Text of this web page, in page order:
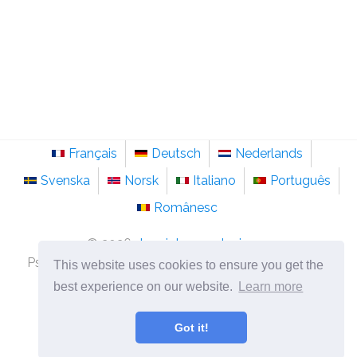
This website uses cookies to ensure you get the
best experience on our website.
Learn more
Got it!
Français Deutsch
Nederlands
Svenska
Norsk Italiano
Português
Românesc
© 2026
de.sainte-anastasie.org
Psychologie, Philosophie und Nachdenken über das
Leben.